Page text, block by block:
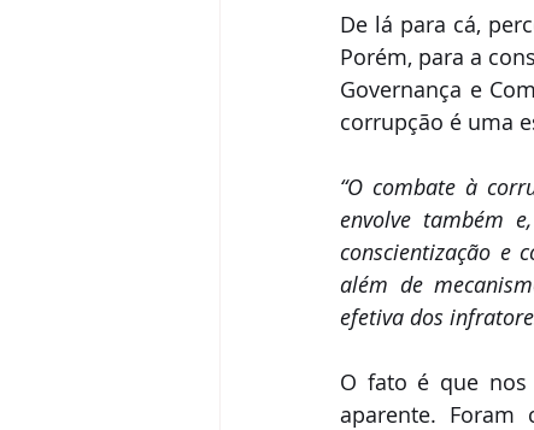
De lá para cá,
Porém, para a
Governança e
corrupção é uma
“O combate à
envolve também
conscientização e
além de
efetiva dos
O fato é que nos
aparente.